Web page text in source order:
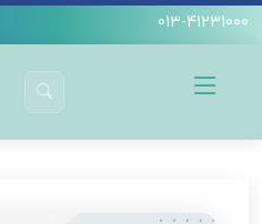
013-41231000
دکتر سیده آمنه سید جوادین
آیا خونریزی پس از انجام
است؟